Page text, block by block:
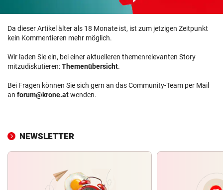
Da dieser Artikel älter als 18 Monate ist, ist zum jetzigen Zeitpunkt
kein Kommentieren mehr möglich.
Wir laden Sie ein, bei einer aktuelleren themenrelevanten Story
mitzudiskutieren:Themenübersicht.
Bei Fragen können Sie sich gern an das Community-Team per Mail
an forum@krone.atwenden.
NEWSLETTER